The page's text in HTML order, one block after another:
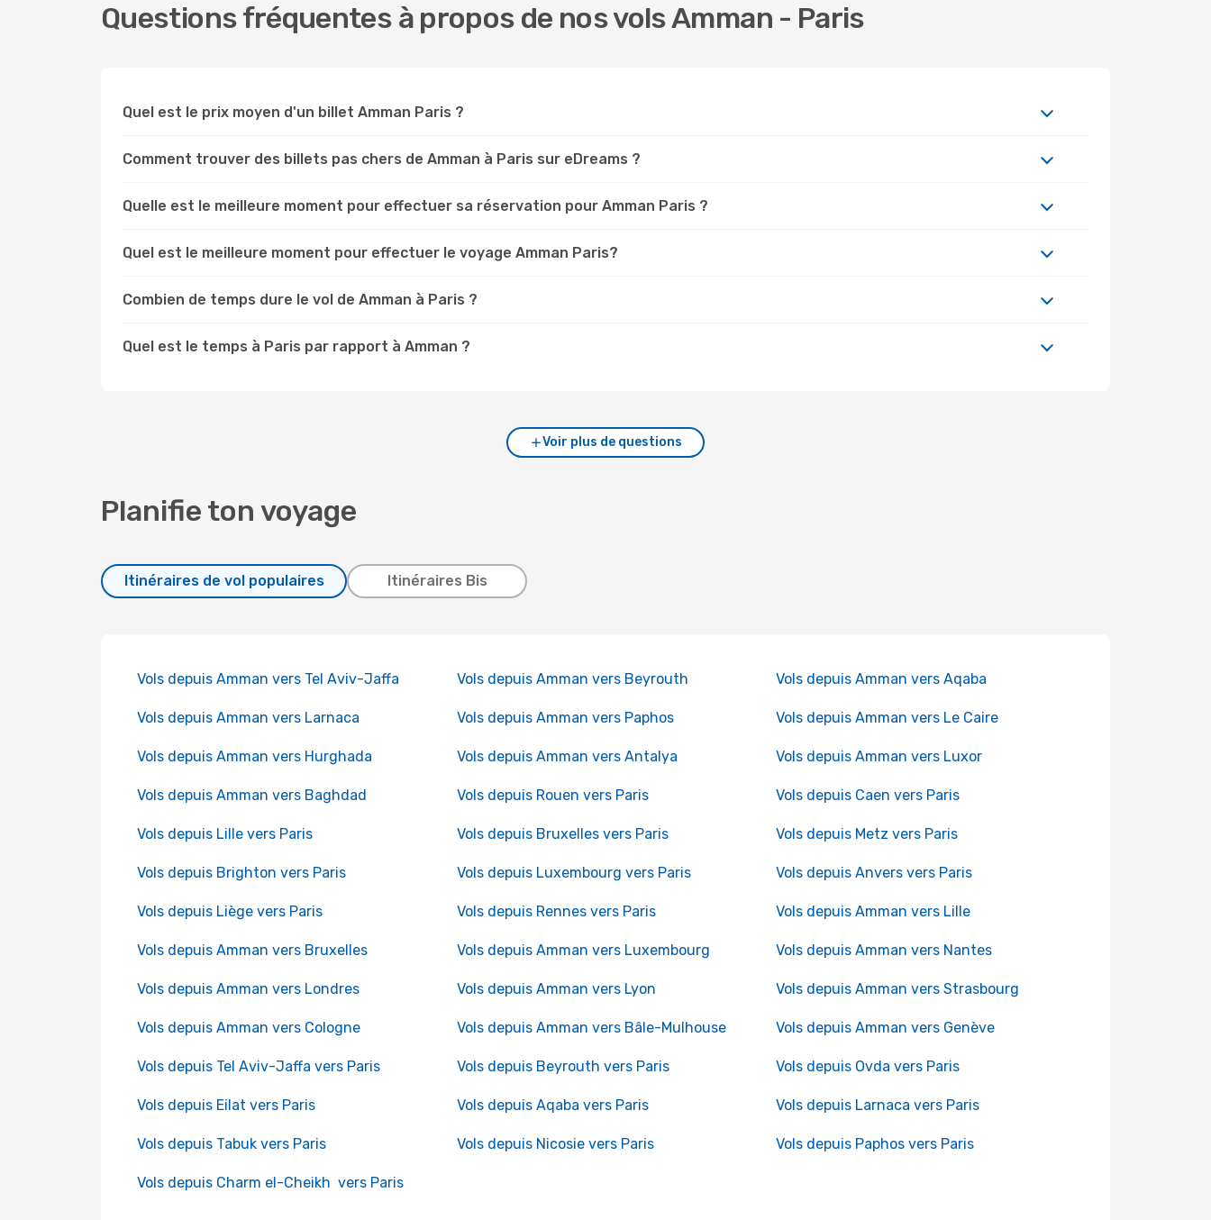
Questions fréquentes à propos de nos vols Amman - Paris
Quel est le prix moyen d'un billet Amman Paris ?
Comment trouver des billets pas chers de Amman à Paris sur eDreams ?
Quelle est le meilleure moment pour effectuer sa réservation pour Amman Paris ?
Quel est le meilleure moment pour effectuer le voyage Amman Paris?
Combien de temps dure le vol de Amman à Paris ?
Quel est le temps à Paris par rapport à Amman ?
Voir plus de questions
Planifie ton voyage
Itinéraires de vol populaires Itinéraires Bis
Vols depuis Amman vers Tel Aviv-Jaffa Vols depuis Amman vers Beyrouth Vols depuis Amman vers Aqaba
Vols depuis Amman vers Larnaca Vols depuis Amman vers Paphos Vols depuis Amman vers Le Caire
Vols depuis Amman vers Hurghada Vols depuis Amman vers Antalya Vols depuis Amman vers Luxor
Vols depuis Amman vers Baghdad Vols depuis Rouen vers Paris Vols depuis Caen vers Paris
Vols depuis Lille vers Paris Vols depuis Bruxelles vers Paris Vols depuis Metz vers Paris
Vols depuis Brighton vers Paris Vols depuis Luxembourg vers Paris Vols depuis Anvers vers Paris
Vols depuis Liège vers Paris Vols depuis Rennes vers Paris Vols depuis Amman vers Lille
Vols depuis Amman vers Bruxelles Vols depuis Amman vers Luxembourg Vols depuis Amman vers Nantes
Vols depuis Amman vers Londres Vols depuis Amman vers Lyon Vols depuis Amman vers Strasbourg
Vols depuis Amman vers Cologne Vols depuis Amman vers Bâle-Mulhouse Vols depuis Amman vers Genève
Vols depuis Tel Aviv-Jaffa vers Paris Vols depuis Beyrouth vers Paris Vols depuis Ovda vers Paris
Vols depuis Eilat vers Paris Vols depuis Aqaba vers Paris Vols depuis Larnaca vers Paris
Vols depuis Tabuk vers Paris Vols depuis Nicosie vers Paris Vols depuis Paphos vers Paris
Vols depuis Charm el-Cheikh vers Paris